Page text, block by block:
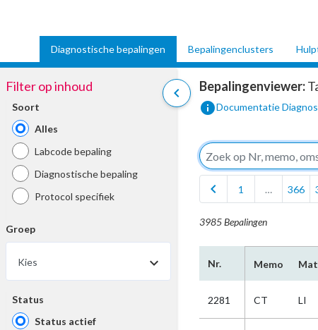
Diagnostische bepalingen Bepalingenclusters
chevron_left
Filter op inhoud
Soort
Alles
Labcode bepaling
Diagnostische bepaling
Protocol specifiek
Groep
Kies
Status
Status actief
Bepalingenviewer:
infoDocumentatie
chevron_left
1 … 366
3985 Bepalingen
Nr. Memo
2281 CT LI